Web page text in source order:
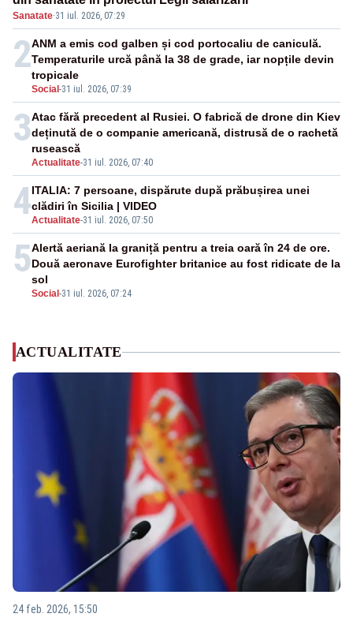
Sanatate·31 iul. 2026, 07:29
2
Social -31 iul. 2026, 07:39
ANM a emis cod galben și cod portocaliu de caniculă.
Temperaturile urcă până la 38 de grade, iar nopțile devin
tropicale
3
Actualitate-31 iul. 2026, 07:40
Atac fără precedent al Rusiei. O fabrică de drone din Kiev
deținută de o companie americană, distrusă de o rachetă
rusească
4Actualitate-31 iul. 2026, 07:50
ITALIA: 7 persoane, dispărute după prăbușirea unei
clădiri în Sicilia | VIDEO
5
Social -31 iul. 2026, 07:24
Alertă aeriană la graniță pentru a treia oară în 24 de ore.
Două aeronave Eurofighter britanice au fost ridicate de la
sol
ACTUALITATE
24 feb. 2026, 15:50